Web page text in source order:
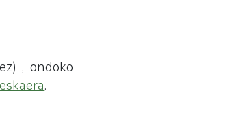
, ondoko
.